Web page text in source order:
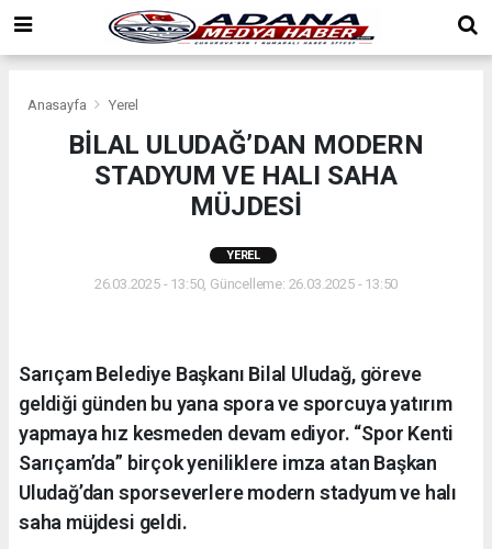
Anasayfa Yerel
BİLAL ULUDAĞ’DAN MODERN
STADYUM VE HALI SAHA
MÜJDESİ
YEREL
26.03.2025 - 13:50, Güncelleme: 26.03.2025 - 13:50
Sarıçam Belediye Başkanı Bilal Uludağ, göreve
geldiği günden bu yana spora ve sporcuya yatırım
yapmaya hız kesmeden devam ediyor. “Spor Kenti
Sarıçam’da” birçok yeniliklere imza atan Başkan
Uludağ’dan sporseverlere modern stadyum ve halı
saha müjdesi geldi.